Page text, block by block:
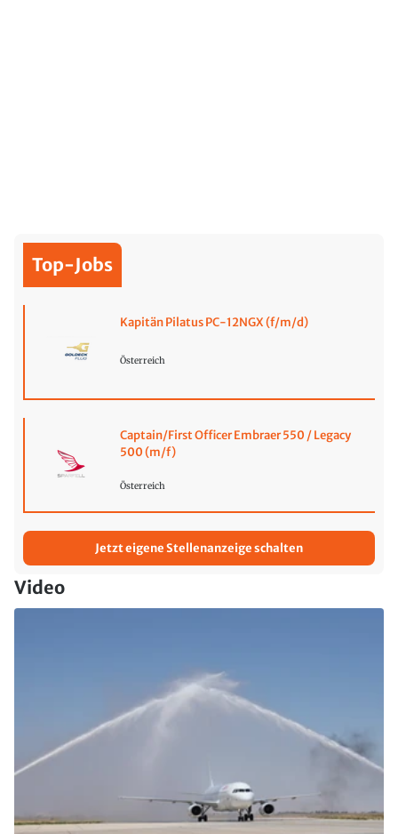
Top-Jobs
Kapitän Pilatus PC-12NGX (f/m/d)
Österreich
Captain/First Officer Embraer 550 / Legacy
500 (m/f)
Österreich
Jetzt eigene Stellenanzeige schalten
Video